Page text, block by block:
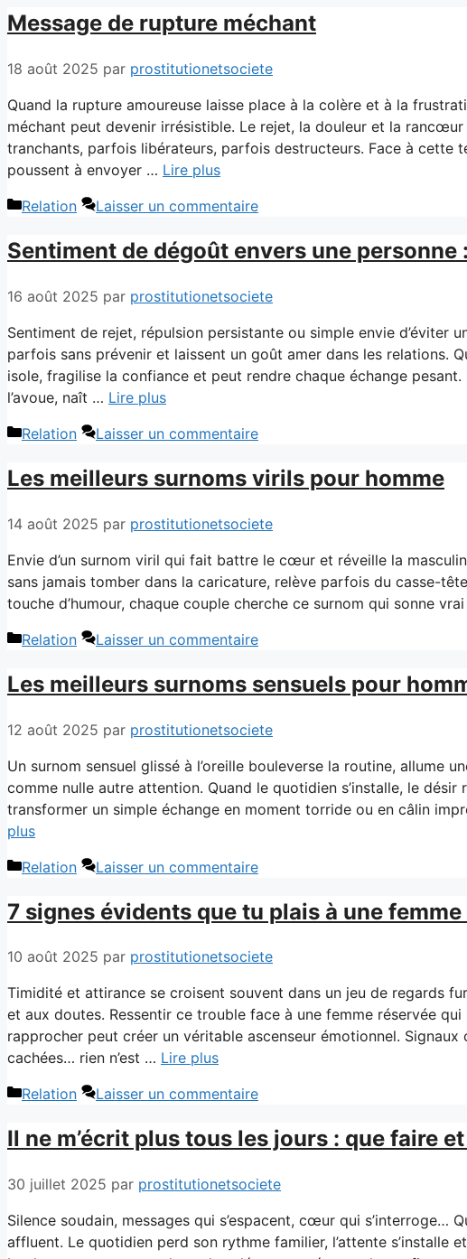
Message de rupture méchant
18 août 2025 par prostitutionetsociete
Quand la rupture amoureuse laisse place à la colère et à la
méchant peut devenir irrésistible. Le rejet, la douleur et la rancœur
tranchants, parfois libérateurs, parfois destructeurs. Face à cette
poussent à envoyer … Lire plus
Catégories
Relation Laisser un commentaire
Sentiment de dégoût envers une
16 août 2025 par prostitutionetsociete
Sentiment de rejet, répulsion persistante ou simple envie d’éviter
parfois sans prévenir et laissent un goût amer dans les relations.
isole, fragilise la confiance et peut rendre chaque échange
l’avoue, naît … Lire plus
Catégories
Relation Laisser un commentaire
Les meilleurs surnoms virils pour homme
14 août 2025 par prostitutionetsociete
Envie d’un surnom viril qui fait battre le cœur et réveille la
sans jamais tomber dans la caricature, relève parfois du casse-
touche d’humour, chaque couple cherche ce surnom qui sonne
Catégories
Relation Laisser un commentaire
Les meilleurs surnoms sensuels pour
12 août 2025 par prostitutionetsociete
Un surnom sensuel glissé à l’oreille bouleverse la routine, allume
comme nulle autre attention. Quand le quotidien s’installe, le
transformer un simple échange en moment torride ou en câlin
plus
Catégories
Relation Laisser un commentaire
7 signes évidents que tu plais à une
10 août 2025 par prostitutionetsociete
Timidité et attirance se croisent souvent dans un jeu de regards
et aux doutes. Ressentir ce trouble face à une femme réservée qui
rapprocher peut créer un véritable ascenseur émotionnel.
cachées… rien n’est … Lire plus
Catégories
Relation Laisser un commentaire
Il ne m’écrit plus tous les jours : que faire
30 juillet 2025 par prostitutionetsociete
Silence soudain, messages qui s’espacent, cœur qui s’interroge…
affluent. Le quotidien perd son rythme familier, l’attente s’installe